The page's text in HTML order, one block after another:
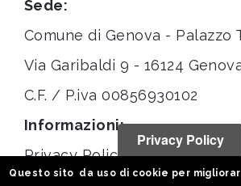
Sede:
Comune di Genova - Palazzo
Via Garibaldi 9 - 16124
C.F. / P.iva 00856930102
Informazioni:
Privacy Policy
Privacy Policy
Questo sito da uso di cookie per